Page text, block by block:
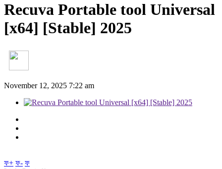
Recuva Portable tool Universal
[x64] [Stable] 2025
November 12, 2025 7:22 am
ফ+ ফ- ফ